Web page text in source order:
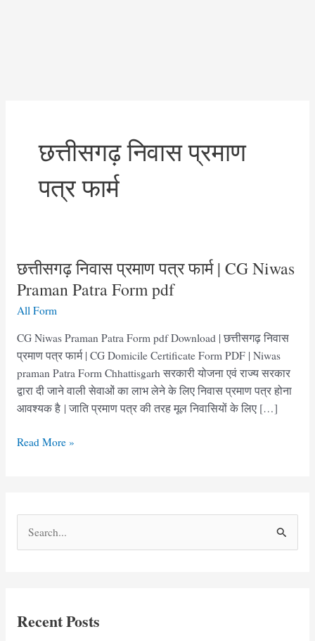
छत्तीसगढ़ निवास प्रमाण
पत्र फार्म
छत्तीसगढ़ निवास प्रमाण पत्र फार्म | CG Niwas
Praman Patra Form pdf
All Form
CG Niwas Praman Patra Form pdf Download | छत्तीसगढ़ निवास
प्रमाण पत्र फार्म | CG Domicile Certificate Form PDF | Niwas
praman Patra Form Chhattisgarh सरकारी योजना एवं राज्य सरकार
द्वारा दी जाने वाली सेवाओं का लाभ लेने के लिए निवास प्रमाण पत्र होना
आवश्यक है | जाति प्रमाण पत्र की तरह मूल निवासियों के लिए […]
छत्तीसगढ़
फार्म
CG
Form
Read More »
Recent Posts